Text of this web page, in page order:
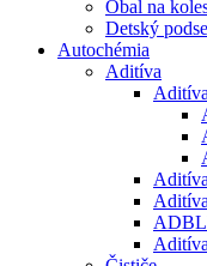
Obal na
Detský
Autochémia
Aditíva